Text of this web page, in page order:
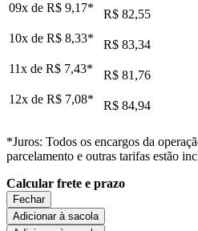
09x de R$ 9,17*
R$ 82,55
10x de R$ 8,33*
R$ 83,34
11x de R$ 7,43*
R$ 81,76
12x de R$ 7,08* R$ 84,94
*Juros: Todos os encargos da
parcelamento e outras tarifas estão
Calcular frete e prazo
Fechar
Adicionar à sacola